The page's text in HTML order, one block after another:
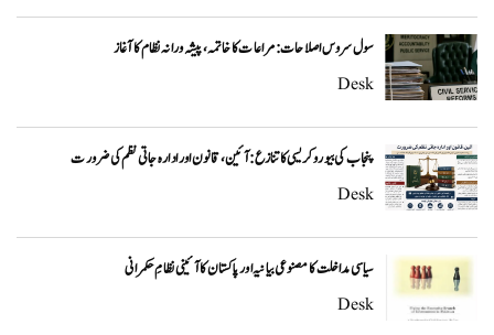
سول سروس اصلاحات: مراعات کا خاتمہ، پیشہ ورانہ نظام کا آغاز
Desk
پنجاب کی بیوروکریسی کا تنازع: آئین، قانون اور ادارہ جاتی نظم کی ضرورت
Desk
سیاسی مداخلت کا مصنوعی بیانیہ اور پاکستان کا آئینی نظامِ حکمرانی
Desk